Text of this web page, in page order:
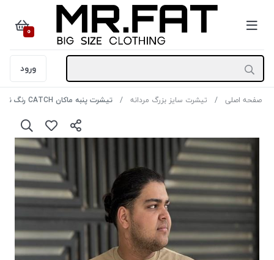
0
ورود
صفحه اصلی تیشرت سایز بزرگ مردانه تیشرت پنبه ماکان CATCH رنگ نسکافه ای سایز 4XL